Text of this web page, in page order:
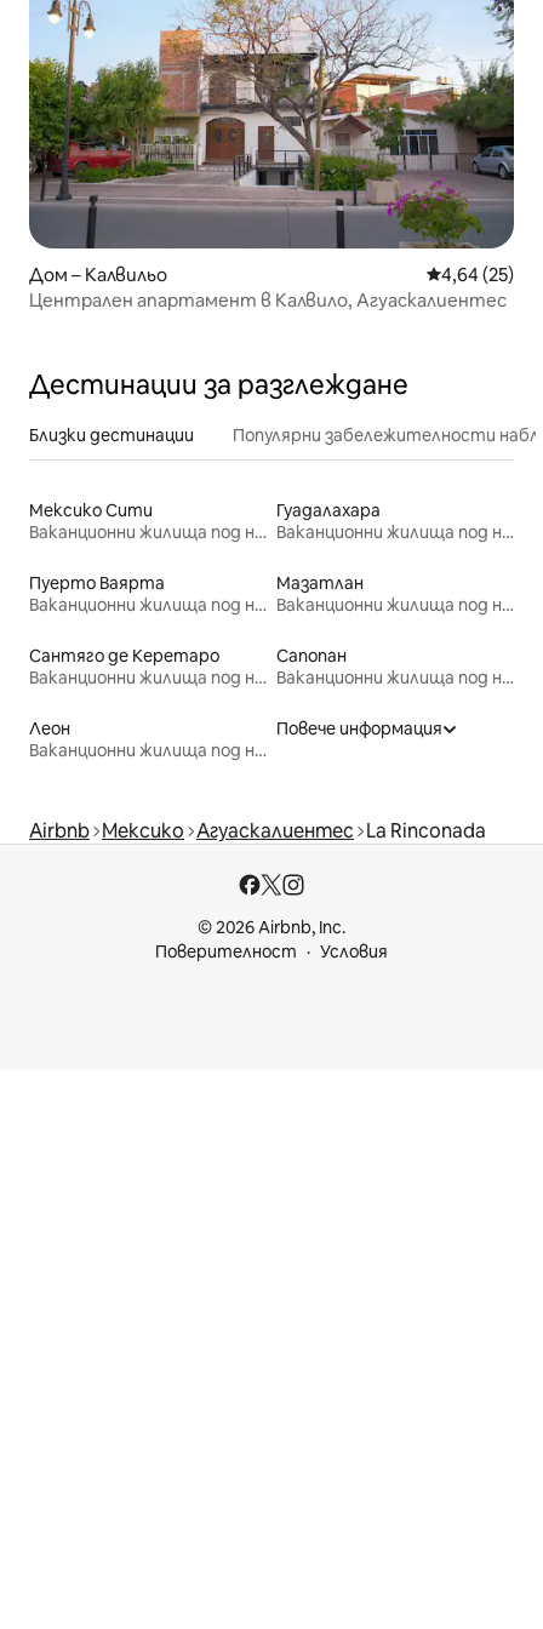
Дом – Калвильо Средна
4,64 (25)
Централен апартамент в Калвило, Агуаскалиентес
Дестинации за разглеждане
Близки дестинации Популярни забележителности
Мексико Сити
Ваканционни жилища под наем
Гуадалахара
Ваканционни жилища под наем
Пуерто Ваярта
Ваканционни жилища под наем
Мазатлан
Ваканционни жилища под наем
Сантяго де Керетаро
Ваканционни жилища под наем
Сапопан
Ваканционни жилища под наем
Леон
Ваканционни жилища под наем
Повече информация
Airbnb Мексико Агуаскалиентес La Rinconada
© 2026 Airbnb, Inc.
Поверителност
Условия